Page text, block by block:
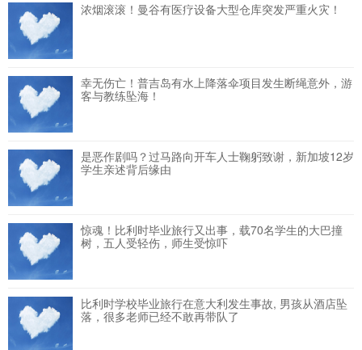
浓烟滚滚！曼谷有医疗设备大型仓库突发严重火灾！
幸无伤亡！普吉岛有水上降落伞项目发生断绳意外，游
客与教练坠海！
是恶作剧吗？过马路向开车人士鞠躬致谢，新加坡12岁
学生亲述背后缘由
惊魂！比利时毕业旅行又出事，载70名学生的大巴撞
树，五人受轻伤，师生受惊吓
比利时学校毕业旅行在意大利发生事故, 男孩从酒店坠
落，很多老师已经不敢再带队了